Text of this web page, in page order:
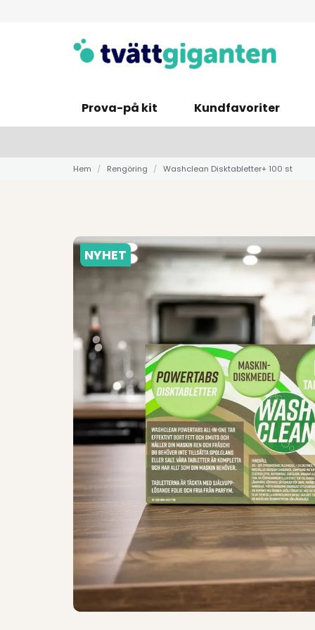
Prova-på kit Kundfavoriter
Hem Rengöring Washclean Disktabletter+ 100 st
NYHET